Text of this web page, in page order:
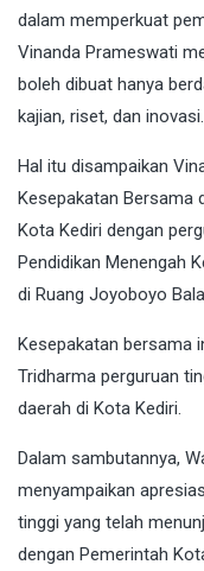
dalam memperkuat
Vinanda Prameswati
boleh dibuat hanya
kajian, riset, dan inovasi.
Hal itu disampaikan
Kesepakatan Bersama
Kota Kediri dengan
Pendidikan Menengah
di Ruang Joyoboyo
Kesepakatan bersama
Tridharma perguruan
daerah di Kota Kediri.
Dalam sambutannya,
menyampaikan
tinggi yang telah
dengan Pemerintah